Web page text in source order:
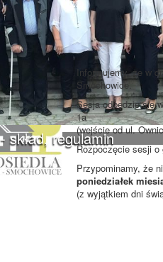
skład, regulamin
Informujemy, że w
Smochowice.
Sesja odbędzie się
1a
(wejście od ul.
Rozpoczęcie sesji
Przypominamy, że
poniedziałek
(z wyjątkiem dni